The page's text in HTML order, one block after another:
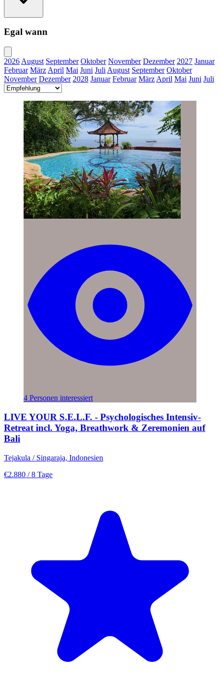
Egal wann
2026 August September Oktober November Dezember 2027 Januar
Februar März April Mai Juni Juli August September Oktober
November Dezember 2028 Januar Februar März April Mai Juni Juli
4 Personen interessiert
LIVE YOUR S.E.L.F. - Psychologisches Intensiv-
Retreat incl. Yoga, Breathwork & Zeremonien auf
Bali
Tejakula / Singaraja, Indonesien
€2.880 / 8 Tage